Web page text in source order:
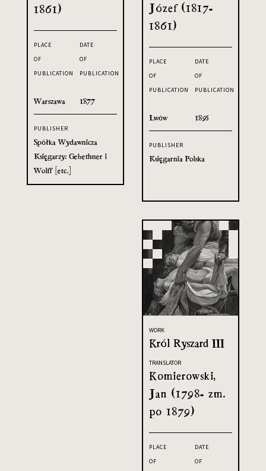
1861)
PLACE
OF
PUBLICATION
Warszawa
DATE
OF
PUBLICATION
1877
PUBLISHER
Spółka Wydawnicza
Księgarzy: Gebethner i
Wolff [etc.]
Józef (1817-
1861)
PLACE
OF
PUBLICATION
Lwów
DATE
OF
PUBLICATION
1895
PUBLISHER
Księgarnia Polska
WORK
Król Ryszard III
TRANSLATOR
Komierowski,
Jan (1798- zm.
po 1879)
PLACE
OF
DATE
OF